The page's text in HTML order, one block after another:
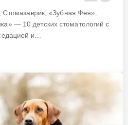
«Зубная Фея»,
— 10 детских стоматологий с
и…